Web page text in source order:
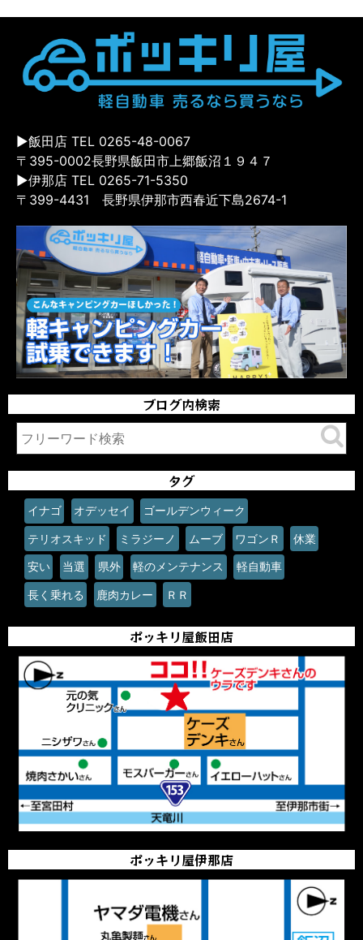
▶飯田店 TEL 0265-48-0067
〒395-0002長野県飯田市上郷飯沼１９４７
▶伊那店 TEL 0265-71-5350
〒399-4431 長野県伊那市西春近下島2674-1
ブログ内検索
タグ
イナゴ オデッセイ ゴールデンウィーク
テリオスキッド ミラジーノ ムーブ ワゴンＲ 休業
安い 当選 県外 軽のメンテナンス 軽自動車
長く乗れる 鹿肉カレー ＲＲ
ポッキリ屋飯田店
ポッキリ屋伊那店